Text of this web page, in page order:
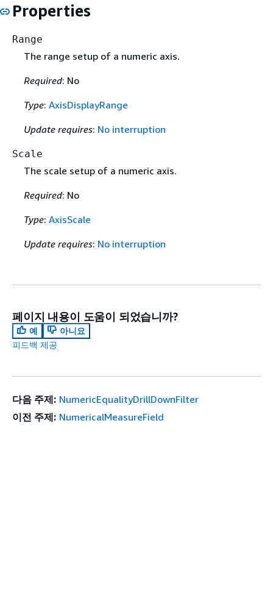
Properties
Range
The range setup of a numeric axis.
Required: No
Type: AxisDisplayRange
Update requires: No interruption
Scale
The scale setup of a numeric axis.
Required: No
Type: AxisScale
Update requires: No interruption
페이지 내용이 도움이 되었습니까?
예
아니요
피드백 제공
다음 주제: NumericEqualityDrillDownFilter
이전 주제: NumericalMeasureField